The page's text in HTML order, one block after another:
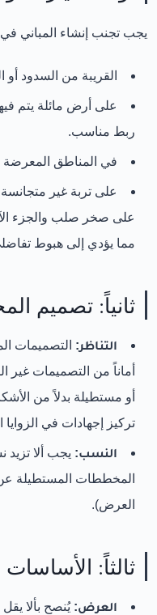
يجب تجنب إنشاء المباني في
القريبة من السدود
على أرض مائلة يتم
ربط مناسب.
في المناطق المعرضة
على تربة غير
على صخر صلب والجزء
مما يؤدي إلى هبوط
ثانياً: تصميم
التناظر: التصميمات
أماناً من التصميمات غير
تركيز إجهادات في الزوايا
النسب: يجب ألا
المخططات المستطيلة
العرض).
ثالثاً: الأساسات
العرض: يُنصح بألا